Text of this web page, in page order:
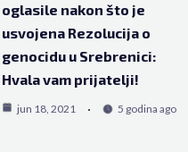
oglasile nakon što je
usvojena Rezolucija o
genocidu u Srebrenici:
Hvala vam prijatelji!
jun 18, 2021 5 godina ago